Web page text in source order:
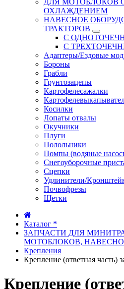
ДЛЯ МОТОБЛОКОВ
ОХЛАЖДЕНИЕМ
НАВЕСНОЕ
ТРАКТОРОВ
С
С
Адаптеры/Ездовые
Бороны
Грабли
Грунтозацепы
Картофелесажалки
Косилки
Лопаты отвалы
Окучники
Плуги
Полольники
Помпы (водяные
Снегоуборочные
Сцепки
Удлинители/
Почвофрезы
Щетки
Каталог *
ЗАПЧАСТИ ДЛЯ
МОТОБЛОКОВ,
Крепления
Крепление (ответная часть)
Крепление